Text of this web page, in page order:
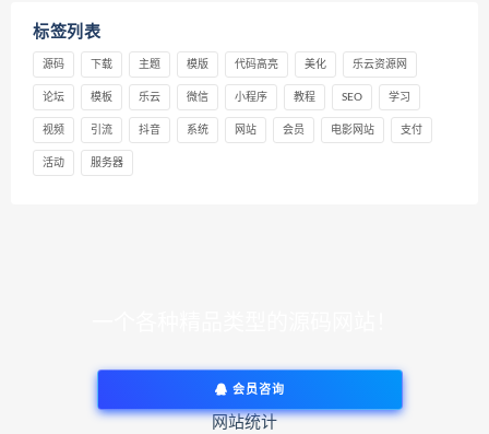
标签列表
源码 下载 主题 模版 代码高亮 美化 乐云资源网
论坛 模板 乐云 微信 小程序 教程 SEO 学习
视频 引流 抖音 系统 网站 会员 电影网站 支付
活动 服务器
会员咨询
网站统计